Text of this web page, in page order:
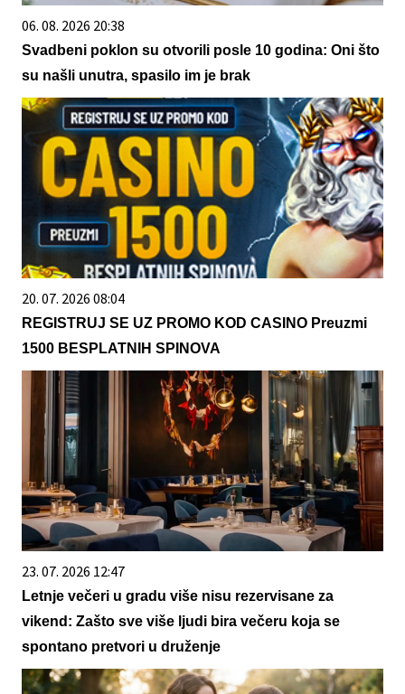
06. 08. 2026 20:38
Svadbeni poklon su otvorili posle 10 godina: Oni što
su našli unutra, spasilo im je brak
20. 07. 2026 08:04
REGISTRUJ SE UZ PROMO KOD CASINO Preuzmi
1500 BESPLATNIH SPINOVA
23. 07. 2026 12:47
Letnje večeri u gradu više nisu rezervisane za
vikend: Zašto sve više ljudi bira večeru koja se
spontano pretvori u druženje